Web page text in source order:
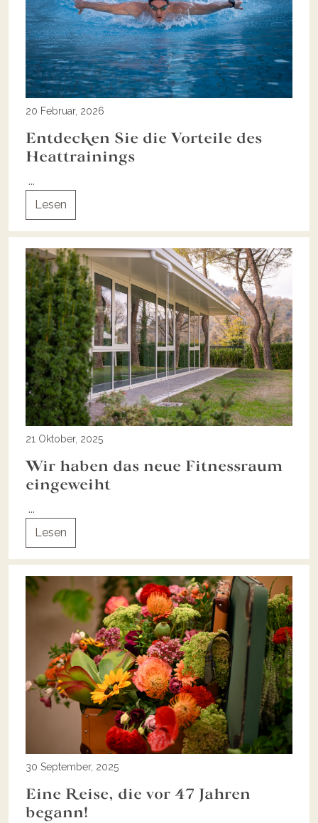
20 Februar, 2026
Entdecken Sie die Vorteile des
Heattrainings
...
Lesen
21 Oktober, 2025
Wir haben das neue Fitnessraum
eingeweiht
...
Lesen
30 September, 2025
Eine Reise, die vor 47 Jahren
begann!